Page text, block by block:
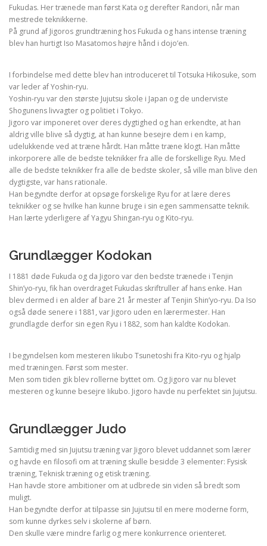
Fukudas. Her trænede man først Kata og derefter Randori, når man
mestrede teknikkerne.
På grund af Jigoros grundtræning hos Fukuda og hans intense træning
blev han hurtigt Iso Masatomos højre hånd i dojo’en.
I forbindelse med dette blev han introduceret til Totsuka Hikosuke, som
var leder af Yoshin-ryu.
Yoshin-ryu var den største Jujutsu skole i Japan og de underviste
Shogunens livvagter og politiet i Tokyo.
Jigoro var imponeret over deres dygtighed og han erkendte, at han
aldrig ville blive så dygtig, at han kunne besejre dem i en kamp,
udelukkende ved at træne hårdt. Han måtte træne klogt. Han måtte
inkorporere alle de bedste teknikker fra alle de forskellige Ryu. Med
alle de bedste teknikker fra alle de bedste skoler, så ville man blive den
dygtigste, var hans rationale.
Han begyndte derfor at opsøge forskelige Ryu for at lære deres
teknikker og se hvilke han kunne bruge i sin egen sammensatte teknik.
Han lærte yderligere af Yagyu Shingan-ryu og Kito-ryu.
Grundlægger Kodokan
I 1881 døde Fukuda og da Jigoro var den bedste trænede i Tenjin
Shin’yo-ryu, fik han overdraget Fukudas skriftruller af hans enke. Han
blev dermed i en alder af bare 21 år mester af Tenjin Shin’yo-ryu. Da Iso
også døde senere i 1881, var Jigoro uden en lærermester. Han
grundlagde derfor sin egen Ryu i 1882, som han kaldte Kodokan.
I begyndelsen kom mesteren Iikubo Tsunetoshi fra Kito-ryu og hjalp
med træningen. Først som mester.
Men som tiden gik blev rollerne byttet om. Og Jigoro var nu blevet
mesteren og kunne besejre Iikubo. Jigoro havde nu perfektet sin Jujutsu.
Grundlægger Judo
Samtidig med sin Jujutsu træning var Jigoro blevet uddannet som lærer
og havde en filosofi om at træning skulle besidde 3 elementer: Fysisk
træning, Teknisk træning og etisk træning.
Han havde store ambitioner om at udbrede sin viden så bredt som
muligt.
Han begyndte derfor at tilpasse sin Jujutsu til en mere moderne form,
som kunne dyrkes selv i skolerne af børn.
Den skulle være mindre farlig og mere konkurrence orienteret.